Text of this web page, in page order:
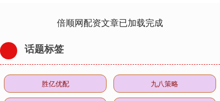
倍顺网配资文章已加载完成
话题标签
胜亿优配 九八策略